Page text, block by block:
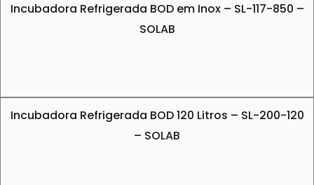
Incubadora Refrigerada BOD em Inox – SL-117-850 –
SOLAB
Incubadora Refrigerada BOD 120 Litros – SL-200-120
– SOLAB